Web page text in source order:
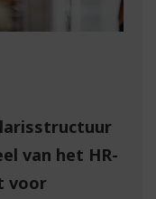
van het HR-
voor